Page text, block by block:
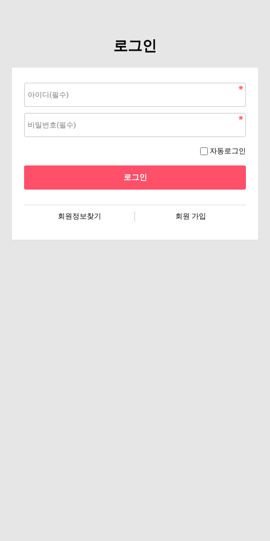
로그인
자동로그인
회원정보찾기 회원 가입